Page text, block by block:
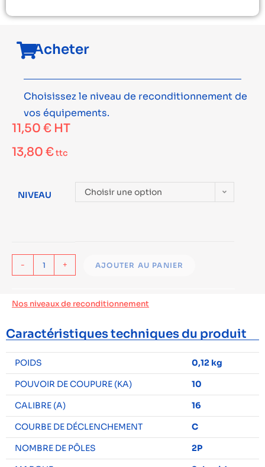
Acheter
Choisissez le niveau de reconditionnement de
vos équipements.
11,50 € HT
13,80 €ttc
NIVEAU Choisir une option
- + AJOUTER AU PANIER
Nos niveaux de reconditionnement
Caractéristiques techniques du produit
POIDS
0,12 kg
POUVOIR DE COUPURE (KA)
10
CALIBRE (A)
16
COURBE DE DÉCLENCHEMENT
C
NOMBRE DE PÔLES
2P